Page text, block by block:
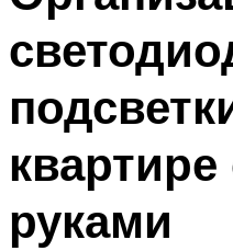
руками